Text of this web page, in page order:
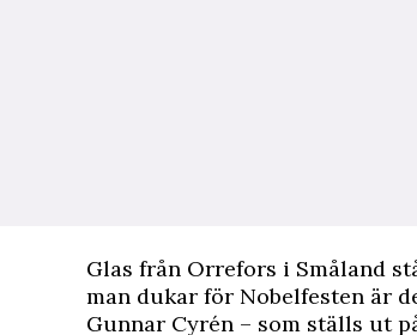
Glas från Orrefors i Småland
man dukar för Nobelfesten är
Gunnar Cyrén – som ställs ut